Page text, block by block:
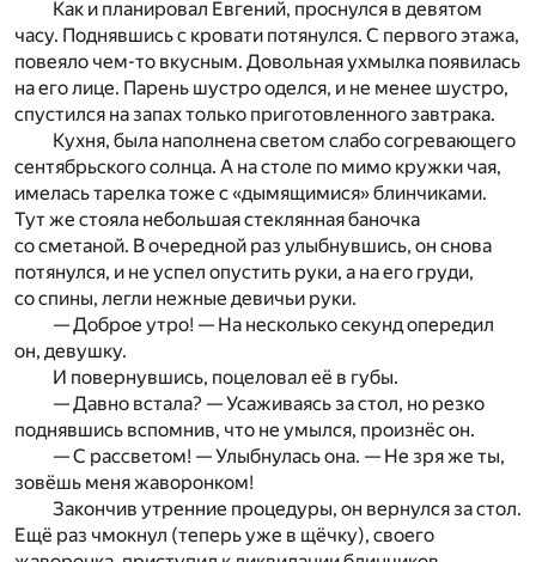
Как и планировал Евгений, проснулся в девятом
часу. Поднявшись с кровати потянулся. С первого этажа,
повеяло чем-то вкусным. Довольная ухмылка появилась
на его лице. Парень шустро оделся, и не менее шустро,
спустился на запах только приготовленного завтрака.
Кухня, была наполнена светом слабо согревающего
сентябрьского солнца. А на столе по мимо кружки чая,
имелась тарелка тоже с «дымящимися» блинчиками.
Тут же стояла небольшая стеклянная баночка
со сметаной. В очередной раз улыбнувшись, он снова
потянулся, и не успел опустить руки, а на его груди,
со спины, легли нежные девичьи руки.
— Доброе утро! — На несколько секунд опередил
он, девушку.
И повернувшись, поцеловал её в губы.
— Давно встала? — Усаживаясь за стол, но резко
поднявшись вспомнив, что не умылся, произнёс он.
— С рассветом! — Улыбнулась она. — Не зря же ты,
зовёшь меня жаворонком!
Закончив утренние процедуры, он вернулся за стол.
Ещё раз чмокнул (теперь уже в щёчку), своего